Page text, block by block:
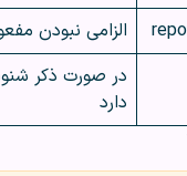
الزامی نبودن
دارد